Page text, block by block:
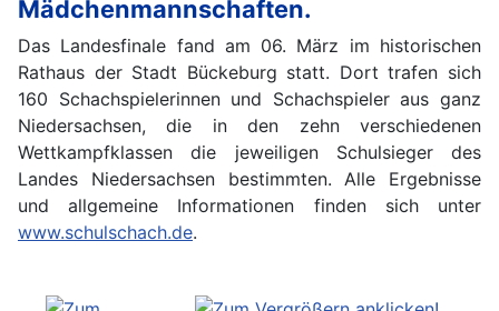
Mädchenmannschaften.
Das Landesfinale fand am 06. März im historischen
Rathaus der Stadt Bückeburg statt. Dort trafen sich
160 Schachspielerinnen und Schachspieler aus ganz
Niedersachsen, die in den zehn verschiedenen
Wettkampfklassen die jeweiligen Schulsieger des
Landes Niedersachsen bestimmten. Alle Ergebnisse
und allgemeine Informationen finden sich unter
www.schulschach.de.